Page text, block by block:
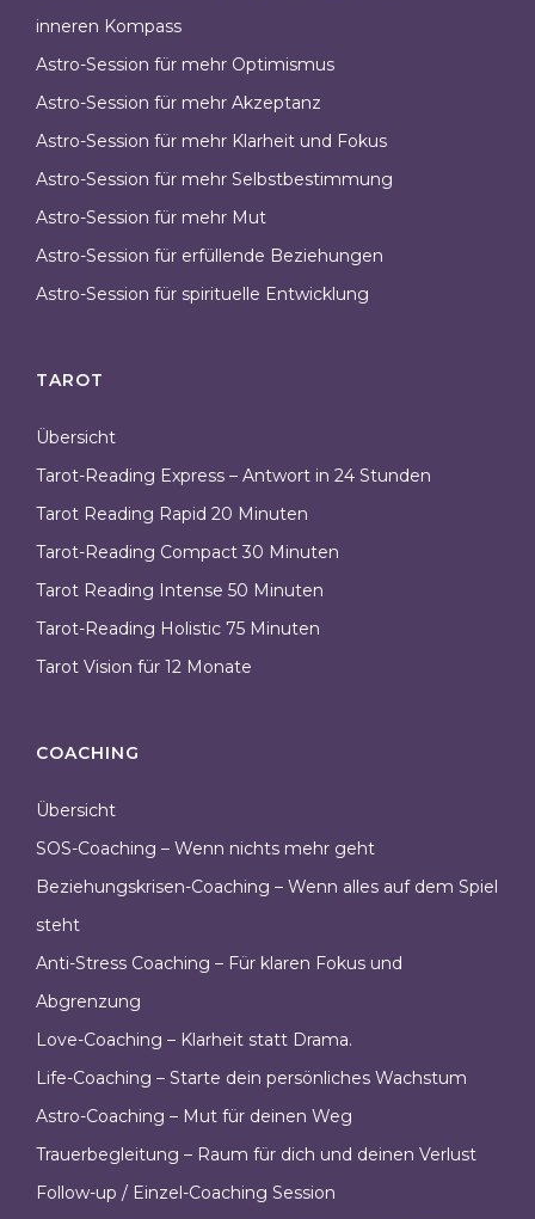
inneren Kompass
Astro-Session für mehr Optimismus
Astro-Session für mehr Akzeptanz
Astro-Session für mehr Klarheit und Fokus
Astro-Session für mehr Selbstbestimmung
Astro-Session für mehr Mut
Astro-Session für erfüllende Beziehungen
Astro-Session für spirituelle Entwicklung
TAROT
Übersicht
Tarot-Reading Express – Antwort in 24 Stunden
Tarot Reading Rapid 20 Minuten
Tarot-Reading Compact 30 Minuten
Tarot Reading Intense 50 Minuten
Tarot-Reading Holistic 75 Minuten
Tarot Vision für 12 Monate
COACHING
Übersicht
SOS-Coaching – Wenn nichts mehr geht
Beziehungskrisen-Coaching – Wenn alles auf dem Spiel
steht
Anti-Stress Coaching – Für klaren Fokus und
Abgrenzung
Love-Coaching – Klarheit statt Drama.
Life-Coaching – Starte dein persönliches Wachstum
Astro-Coaching – Mut für deinen Weg
Trauerbegleitung – Raum für dich und deinen Verlust
Follow-up / Einzel-Coaching Session